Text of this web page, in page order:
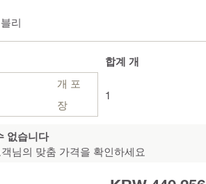
리
개 포
장
합계 개
1
없습니다
객님의 맞춤 가격을 확인하세요